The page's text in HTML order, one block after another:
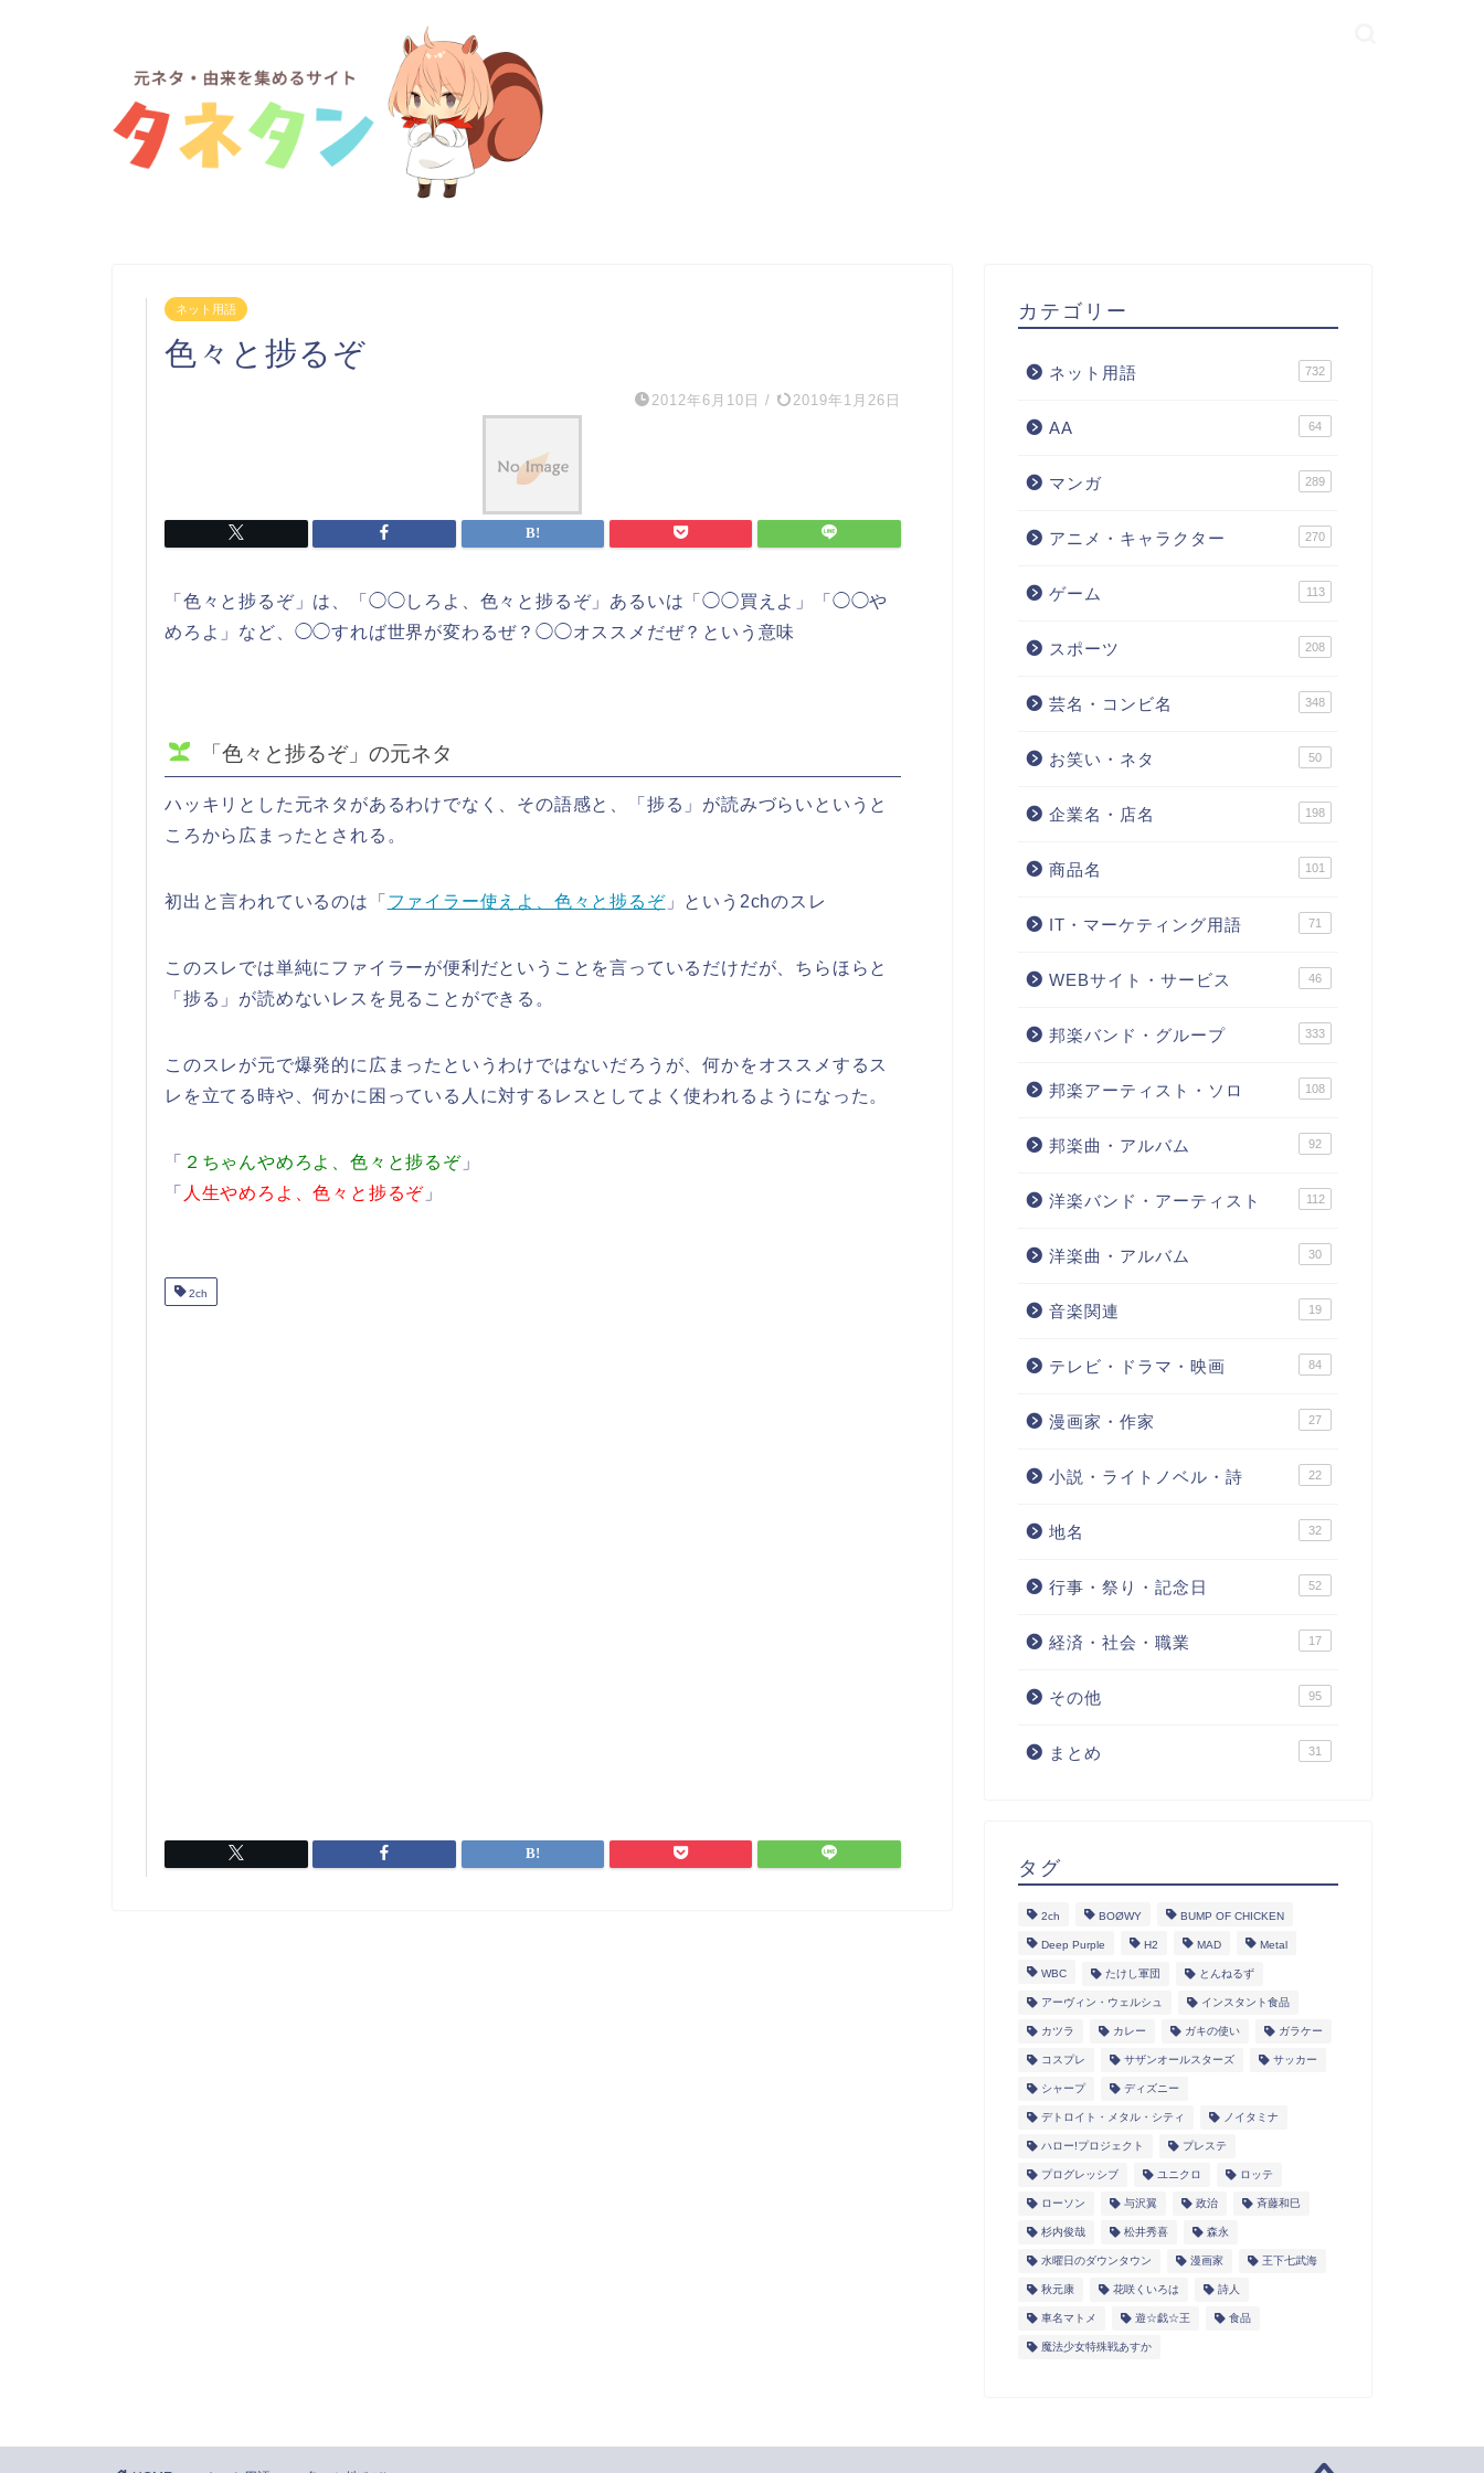
ネット用語
色々と捗るぞ
2012年6月10日 / 2019年1月26日
「色々と捗るぞ」は、「◯◯しろよ、色々と捗るぞ」あるいは「◯◯買えよ」「◯◯や
めろよ」など、◯◯すれば世界が変わるぜ？◯◯オススメだぜ？という意味
「色々と捗るぞ」の元ネタ
ハッキリとした元ネタがあるわけでなく、その語感と、「捗る」が読みづらいというと
ころから広まったとされる。
初出と言われているのは「 ファイラー使えよ、色々と捗るぞ」という2chのスレ
このスレでは単純にファイラーが便利だということを言っているだけだが、ちらほらと
「捗る」が読めないレスを見ることができる。
このスレが元で爆発的に広まったというわけではないだろうが、何かをオススメするス
レを立てる時や、何かに困っている人に対するレスとしてよく使われるようになった。
「 ２ちゃんやめろよ、色々と捗るぞ」
「 人生やめろよ、色々と捗るぞ 」
2ch
カテゴリー
ネット用語 732
AA 64
マンガ 289
アニメ・キャラクター 270
ゲーム 113
スポーツ 208
芸名・コンビ名 348
お笑い・ネタ 50
企業名・店名 198
商品名 101
IT・マーケティング用語 71
WEBサイト・サービス 46
邦楽バンド・グループ 333
邦楽アーティスト・ソロ 108
邦楽曲・アルバム 92
洋楽バンド・アーティスト 112
洋楽曲・アルバム 30
音楽関連 19
テレビ・ドラマ・映画 84
漫画家・作家 27
小説・ライトノベル・詩 22
地名 32
行事・祭り・記念日 52
経済・社会・職業 17
その他 95
まとめ 31
タグ
2ch BOØWY BUMP OF CHICKEN
Deep Purple H2 MAD Metal
WBC たけし軍団 とんねるず
アーヴィン・ウェルシュ インスタント食品
カツラ カレー ガキの使い ガラケー
コスプレ サザンオールスターズ サッカー
シャープ ディズニー
デトロイト・メタル・シティ ノイタミナ
ハロー!プロジェクト プレステ
プログレッシブ ユニクロ ロッテ
ローソン 与沢翼 政治 斉藤和巳
杉内俊哉 松井秀喜 森永
水曜日のダウンタウン 漫画家 王下七武海
秋元康 花咲くいろは 詩人
車名マトメ 遊☆戯☆王 食品
魔法少女特殊戦あすか